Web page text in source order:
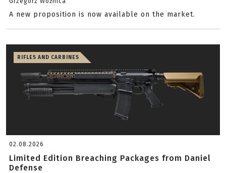
A new proposition is now available on the market.
RIFLES AND CARBINES
02.08.2026
Limited Edition Breaching Packages from Daniel
Defense